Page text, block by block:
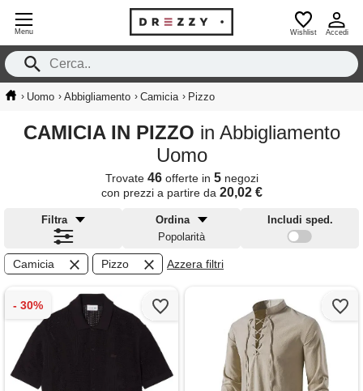
Menu Wishlist Accedi
› Uomo › Abbigliamento › Camicia › Pizzo
CAMICIA IN PIZZO in Abbigliamento
Uomo
Trovate 46offerte in 5negozi
con prezzi a partire da 20,02 €
Filtra
Ordina
Popolarità
Includi sped.
Camicia Pizzo Azzera filtri